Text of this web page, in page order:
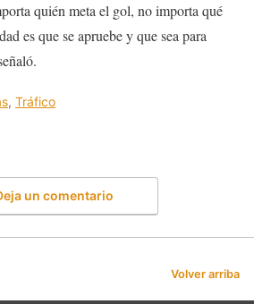
quién meta el gol, no importa qué
es que se apruebe y que sea para
, Tráfico
un comentario
Volver arriba